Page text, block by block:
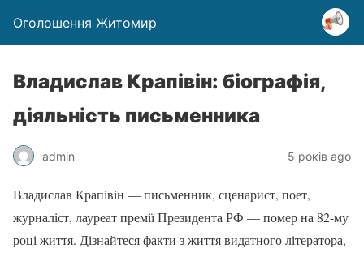
Оголошення Житомир
Владислав Крапівін: біографія,
діяльність письменника
admin 5 років ago
Владислав Крапівін — письменник, сценарист, поет,
журналіст, лауреат премії Президента РФ — помер на 82-му
році життя. Дізнайтеся факти з життя видатного літератора,